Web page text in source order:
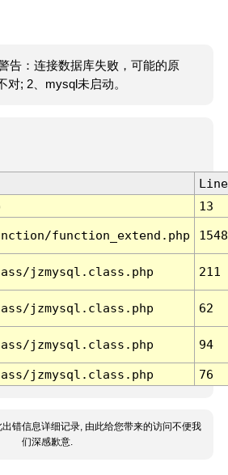
告：连接数据库失败，可能的原
对; 2、mysql未启动。
Line
13
function_extend.php 1548
jzmysql.class.php 211
jzmysql.class.php 62
jzmysql.class.php 94
jzmysql.class.php 76
出错信息详细记录, 由此给您带来的访问不便我
们深感歉意.